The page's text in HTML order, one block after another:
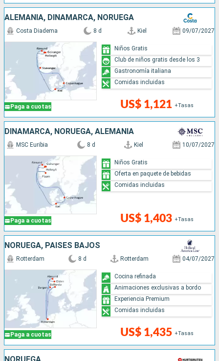
ALEMANIA, DINAMARCA, NORUEGA
Paga a cuotas
Costa Diadema 8 d Kiel 09/07/2027
US$ 1,121 +Tasas
Niños Gratis
Club de niños gratis desde los 3
Gastronomía italiana
Comidas incluidas
DINAMARCA, NORUEGA, ALEMANIA
Paga a cuotas
MSC Euribia 8 d Kiel 10/07/2027
US$ 1,403 +Tasas
Niños Gratis
Oferta en paquete de bebidas
Comidas incluidas
NORUEGA, PAISES BAJOS
Paga a cuotas
Rotterdam 8 d Rotterdam 04/07/2027
US$ 1,435 +Tasas
Cocina refinada
Animaciones exclusivas a bordo
Experiencia Premium
Comidas incluidas